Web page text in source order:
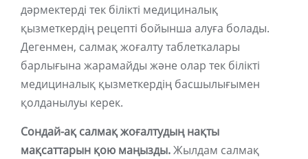
дәрмектерді тек білікті медициналық
қызметкердің рецепті бойынша алуға болады.
Дегенмен, салмақ жоғалту таблеткалары
барлығына жарамайды және олар тек білікті
медициналық қызметкердің басшылығымен
қолданылуы керек.
Сондай-ақ салмақ жоғалтудың нақты
мақсаттарын қою маңызды.Жылдам салмақ